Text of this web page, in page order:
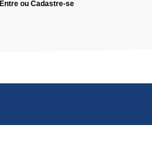
Entre ou Cadastre-se